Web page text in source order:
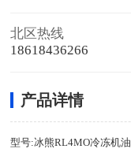
北区热线
18618436266
产品详情
型号:冰熊RL4MO冷冻机油